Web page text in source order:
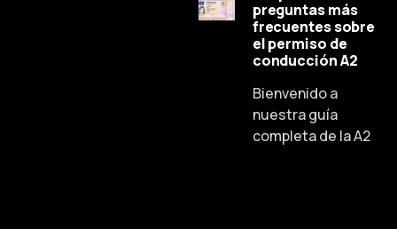
preguntas más
frecuentes sobre
el permiso de
conducción A2
Bienvenido a
nuestra guía
completa de la A2
Lithuanian
Chinese
Russian